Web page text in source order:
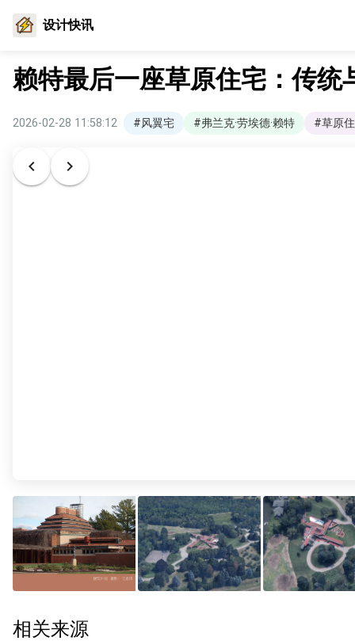
设计快讯
赖特最后一座草原住宅：传统
2026-02-28 11:58:12 #风翼宅 #弗兰克·劳埃德·赖特 #草原
相关来源